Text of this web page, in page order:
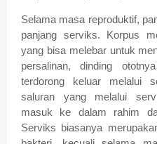
Selama masa reproduktif,
panjang serviks. Korpus
yang bisa melebar untuk
persalinan, dinding
terdorong keluar melalui
saluran yang melalui
masuk ke dalam rahim
Serviks biasanya